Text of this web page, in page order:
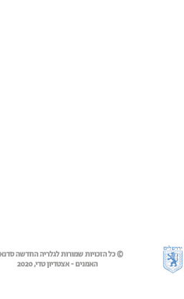
© כל הזכויות שמורות לגלריה החדשה
האמנים - אצטדיון טדי, 2020